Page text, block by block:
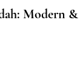
Modern